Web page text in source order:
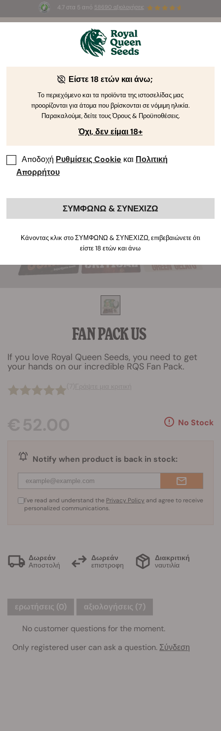
4.7 στα 5 από 58690 αξιολογήσεις
3 σπόρους White Widow AutoΔΩΡΕΑΝ για τους
FAN PACK US
If you love Royal Queen Seeds, you need to get
your hands on our incredible RQS Fan Pack.
No Stock
Notify when product is back in stock:
I've read and understand the Privacy Policy and agree to receive
personalized communications.
Δωρεάν
Αποστολή
Δωρεάν
επιστροφη
Διακριτική
ναυτιλία
ερωτήσεις (0) αξιολογήσεις (7)
No customer questions for the moment.
Only registered user can ask a question. Σύνδεση
Είστε 18 ετών και άνω;
Το περιεχόμενο και τα προϊόντα της ιστοσελίδας μας
προορίζονται για άτομα που βρίσκονται σε νόμιμη ηλικία.
Παρακαλούμε, δείτε τους Όρους & Προϋποθέσεις.
Όχι, δεν είμαι 18+
Αποδοχή Ρυθμίσεις Cookie και Πολιτική
Απορρήτου
ΣΥΜΦΩΝΩ & ΣΥΝΕΧΙΖΩ
Κάνοντας κλικ στο ΣΥΜΦΩΝΩ & ΣΥΝΕΧΙΖΩ, επιβεβαιώνετε ότι
είστε 18 ετών και άνω